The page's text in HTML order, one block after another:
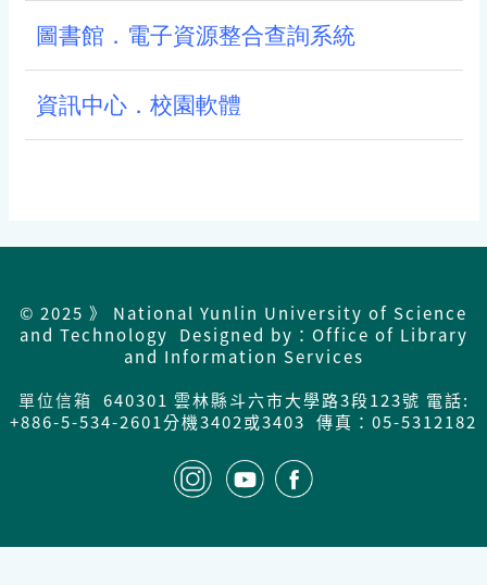
圖書館．電子資源整合查詢系統
資訊中心．校園軟體
© 2025 》 National Yunlin University of Science
and Technology Designed by：Office of Library
and Information Services
單位信箱 640301 雲林縣斗六市大學路3段123號 電話:
+886-5-534-2601分機3402或3403 傳真：05-5312182